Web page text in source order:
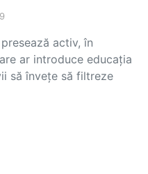
activ, în
ar introduce educația
să învețe să filtreze